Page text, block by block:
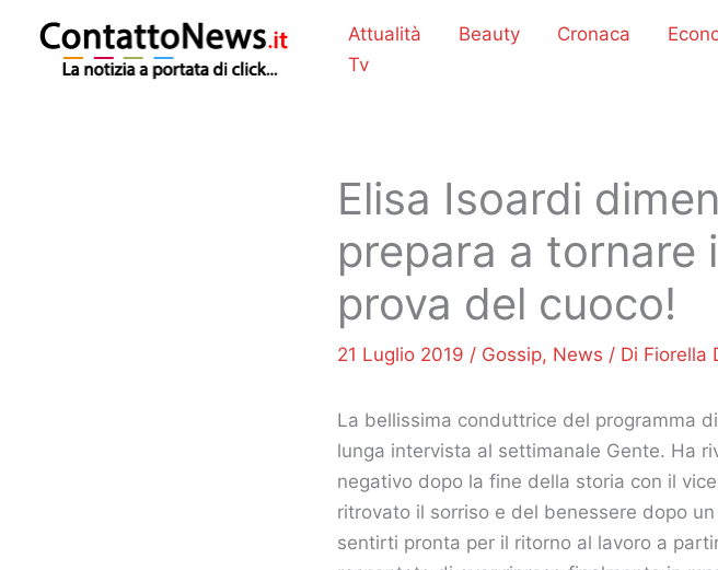
contenuto
Attualità Beauty Cronaca
Tv
Elisa Isoardi
prepara a tornare
prova del cuoco!
21 Luglio 2019 / Gossip, News / Di Fiorella
La bellissima conduttrice del programma
lunga intervista al settimanale Gente. Ha
negativo dopo la fine della storia con il
ritrovato il sorriso e del benessere dopo
sentirti pronta per il ritorno al lavoro a